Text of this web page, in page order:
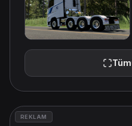
REKLAM